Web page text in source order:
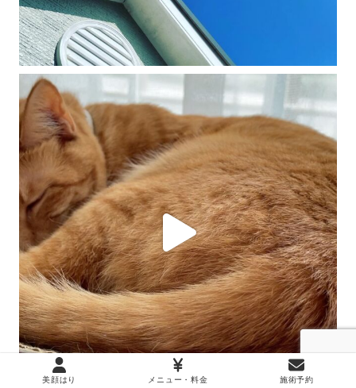
美顔はり メニュー・料金 施術予約